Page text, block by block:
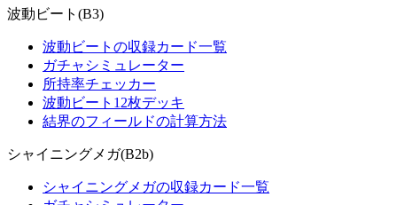
波動ビート(B3)
波動ビートの収録カード一覧
ガチャシミュレーター
所持率チェッカー
波動ビート12枚デッキ
結界のフィールドの計算方法
シャイニングメガ(B2b)
シャイニングメガの収録カード一覧